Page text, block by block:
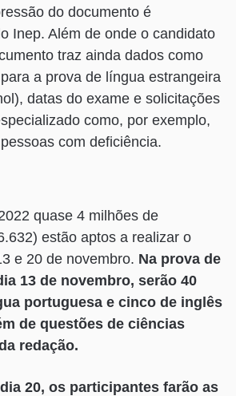
do documento é
Inep. Além de onde o candidato
traz ainda dados como
a prova de língua estrangeira
datas do exame e solicitações
como, por exemplo,
com deficiência.
quase 4 milhões de
estão aptos a realizar o
e 20 de novembro. Na prova de
13 de novembro, serão 40
portuguesa e cinco de inglês
de questões de ciências
redação.
20, os participantes farão as